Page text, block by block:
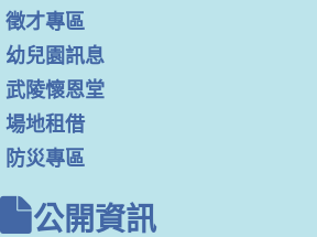
徵才專區
幼兒園訊息
武陵懷恩堂
場地租借
防災專區
公開資訊